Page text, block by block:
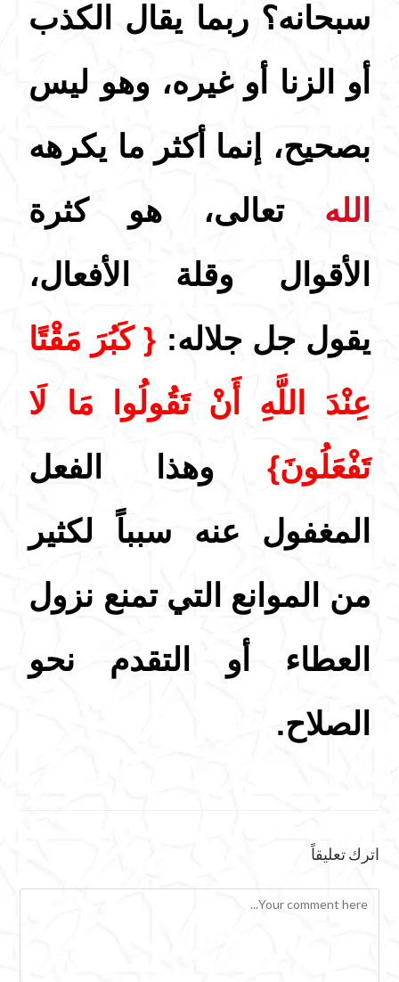
سبحانه؟ ربما يقال الكذب
أو الزنا أو غيره، وهو ليس
بصحيح، إنما أكثر ما يكرهه
الله
تعالى، هو كثرة
الأقوال وقلة الأفعال،
يقول جل جلاله: { كَبُرَ مَقْتًا
عِنْدَ اللَّهِ أَنْ تَقُولُوا مَا لَا
تَفْعَلُونَ} وهذا الفعل
المغفول عنه سبباً لكثير
من الموانع التي تمنع نزول
العطاء أو التقدم نحو
الصلاح.
اترك تعليقاً